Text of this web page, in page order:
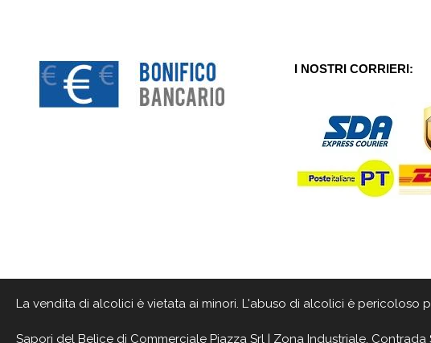
I NOSTRI CORRIERI:
La vendita di alcolici è vietata ai minori. L'abuso di alcolici è pericoloso
Sapori del Belìce di Commerciale Piazza Srl | Zona Industriale,